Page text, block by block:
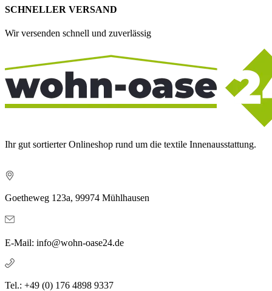
SCHNELLER VERSAND
Wir versenden schnell und zuverlässig
Ihr gut sortierter Onlineshop rund um die textile Innenausstattung.
Goetheweg 123a, 99974 Mühlhausen
E-Mail: info@wohn-oase24.de
Tel.: +49 (0) 176 4898 9337